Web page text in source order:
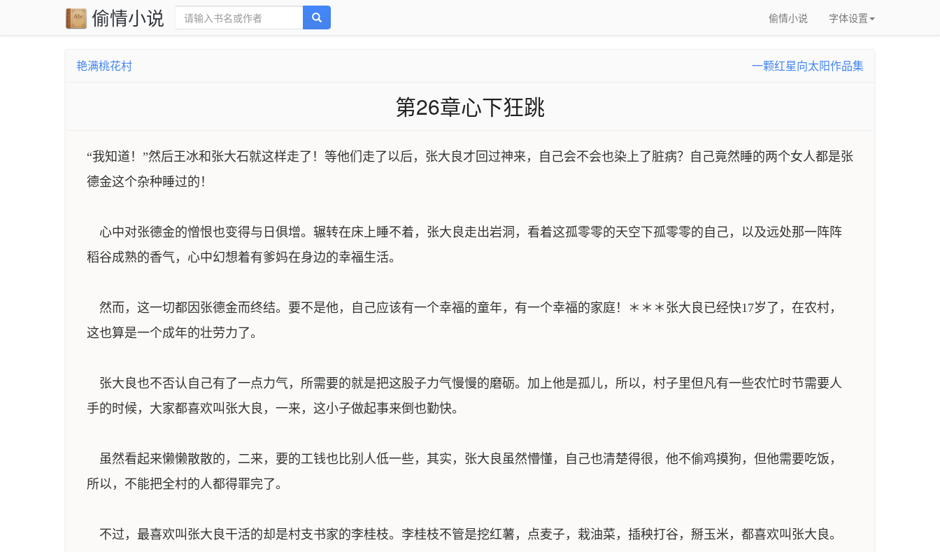
偷情小说 偷情小说 字体设置
艳满桃花村 一颗红星向太阳作品集
第26章心下狂跳
“我知道！”然后王冰和张大石就这样走了！等他们走了以后，张大良才回过神来，自己会不会也染上了脏病？自己竟然睡的两个女人都是张
德金这个杂种睡过的！
心中对张德金的憎恨也变得与日俱增。辗转在床上睡不着，张大良走出岩洞，看着这孤零零的天空下孤零零的自己，以及远处那一阵阵
稻谷成熟的香气，心中幻想着有爹妈在身边的幸福生活。
然而，这一切都因张德金而终结。要不是他，自己应该有一个幸福的童年，有一个幸福的家庭！＊＊＊张大良已经快17岁了，在农村，
这也算是一个成年的壮劳力了。
张大良也不否认自己有了一点力气，所需要的就是把这股子力气慢慢的磨砺。加上他是孤儿，所以，村子里但凡有一些农忙时节需要人
手的时候，大家都喜欢叫张大良，一来，这小子做起事来倒也勤快。
虽然看起来懒懒散散的，二来，要的工钱也比别人低一些，其实，张大良虽然懵懂，自己也清楚得很，他不偷鸡摸狗，但他需要吃饭，
所以，不能把全村的人都得罪完了。
不过，最喜欢叫张大良干活的却是村支书家的李桂枝。李桂枝不管是挖红薯，点麦子，栽油菜，插秧打谷，掰玉米，都喜欢叫张大良。